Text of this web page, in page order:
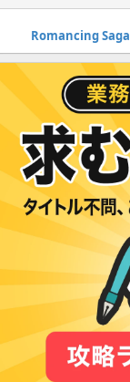
Romancing